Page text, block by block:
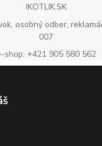
IKOTLIK.SK
osobný odber,
007
shop: +421 905 580 562